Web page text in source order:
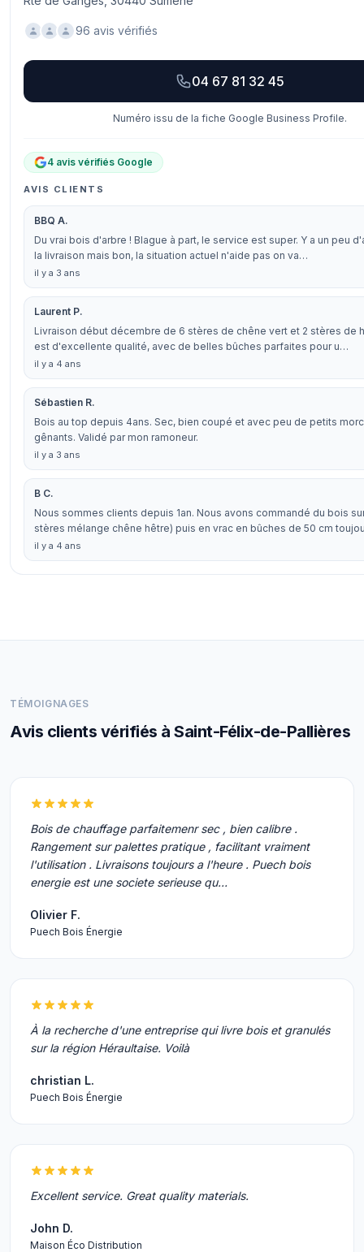
96 avis vérifiés
04 67 81 32 45
Numéro issu de la fiche Google Business Profile.
4 avis vérifiés Google
AVIS CLIENTS
BBQ A.
Du vrai bois d'arbre ! Blague à part, le service est super. Y a un peu
la livraison mais bon, la situation actuel n'aide pas on va…
il y a 3 ans
Laurent P.
Livraison début décembre de 6 stères de chêne vert et 2 stères de
est d'excellente qualité, avec de belles bûches parfaites pour u…
il y a 4 ans
Sébastien R.
Bois au top depuis 4ans. Sec, bien coupé et avec peu de petits
gênants. Validé par mon ramoneur.
il y a 3 ans
B C.
Nous sommes clients depuis 1an. Nous avons commandé du bois
stères mélange chêne hêtre) puis en vrac en bûches de 50 cm
il y a 4 ans
TÉMOIGNAGES
Avis clients vérifiés à Saint-Félix-de-Pallières
Bois de chauffage parfaitemenr sec , bien calibre .
Rangement sur palettes pratique , facilitant vraiment
l'utilisation . Livraisons toujours a l'heure . Puech bois
energie est une societe serieuse qu…
Olivier F.
Puech Bois Énergie
À la recherche d'une entreprise qui livre bois et granulés
sur la région Héraultaise. Voilà
christian L.
Puech Bois Énergie
Excellent service. Great quality materials.
John D.
Maison Éco Distribution